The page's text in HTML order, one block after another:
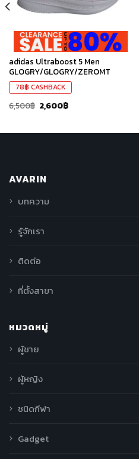
adidas Ultraboost 5 Men
GLOGRY/GLOGRY/ZEROMT
78฿ CASHBACK
6,500฿ 2,600฿
AVARIN
บทความ
รู้จักเรา
ติดต่อ
ที่ตั้งสาขา
หมวดหมู่
ผู้ชาย
ผู้หญิง
ชนิดกีฬา
Gadget